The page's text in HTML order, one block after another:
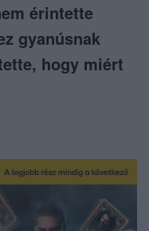
érintette
gyanúsnak
hogy miért